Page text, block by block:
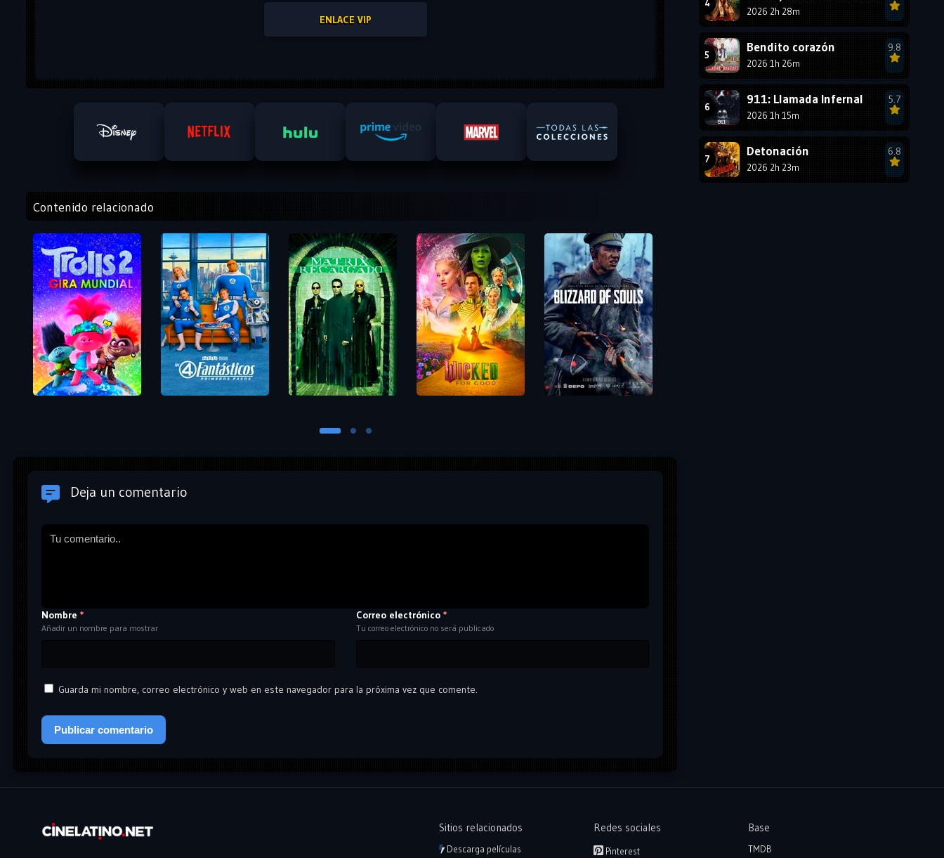
ENLACE VIP
Contenido relacionado
Deja un comentario
Nombre *
Añadir un nombre para mostrar
Correo electrónico *
Tu correo electrónico no será publicado
Guarda mi nombre, correo electrónico y web en este navegador para la próxima vez que comente.
19782026 2h 28m
Bendito corazón
2026 1h 26m
9.8
911: Llamada Infernal
2026 1h 15m
5.7
Detonación
2026 2h 23m
6.8
Sitios relacionados
Descarga películas
Redes sociales
Pinterest
Base
TMDB